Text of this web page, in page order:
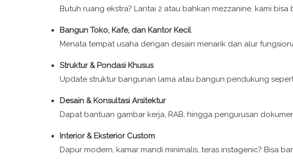
Butuh ruang ekstra? Lantai 2 atau bahkan mezzanine, kami bisa
Bangun Toko, Kafe, dan Kantor Kecil
Menata tempat usaha dengan desain menarik dan alur
Struktur & Pondasi Khusus
Update struktur bangunan lama atau bangun pendukung
Desain & Konsultasi Arsitektur
Dapat bantuan gambar kerja, RAB, hingga pengurusan
Interior & Eksterior Custom
Dapur modern, kamar mandi minimalis, teras instagenic? Bisa